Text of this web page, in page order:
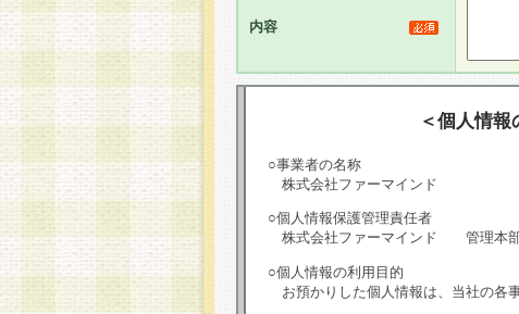
内容
＜個人情報
○事業者の名称
株式会社ファーマインド
○個人情報保護管理責任者
株式会社ファーマインド 管理本
○個人情報の利用目的
お預かりした個人情報は、当社の各